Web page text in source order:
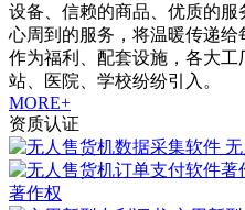
设备、信赖的商品、优质的服
心周到的服务，将温暖传递
作为福利、配套设施，各大
站、医院、学校纷纷引入。
MORE+
资质认证
著作权